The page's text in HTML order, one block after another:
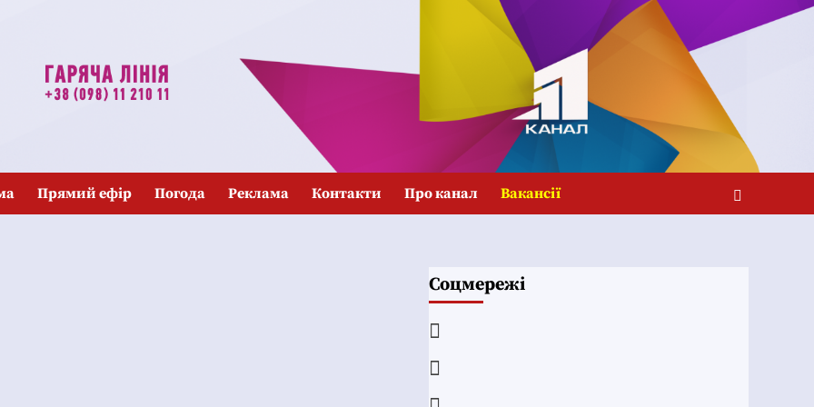
Прямий ефір Погода Реклама Контакти Про канал Вакансії
Соцмережі